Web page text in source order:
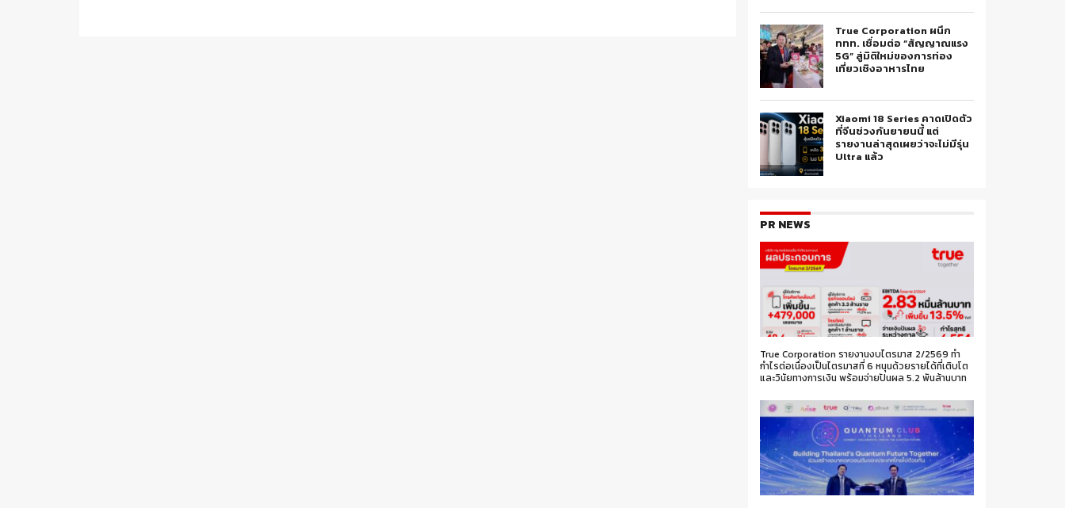
True Corporation ผนึก
ททท. เชื่อมต่อ “สัญญาณแรง
5G” สู่มิติใหม่ของการท่อง
เที่ยวเชิงอาหารไทย
Xiaomi 18 Series คาดเปิดตัว
ที่จีนช่วงกันยายนนี้ แต่
รายงานล่าสุดเผยว่าจะไม่มีรุ่น
Ultra แล้ว
PR NEWS
True Corporation รายงานงบไตรมาส 2/2569 ทำ
กำไรต่อเนื่องเป็นไตรมาสที่ 6 หนุนด้วยรายได้ที่เติบโต
และวินัยทางการเงิน พร้อมจ่ายปันผล 5.2 พันล้านบาท